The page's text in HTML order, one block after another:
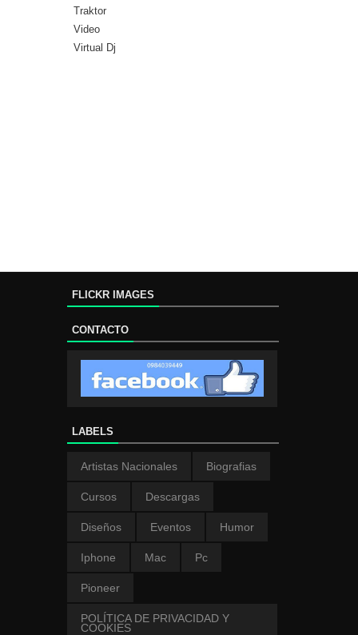
Traktor
Video
Virtual Dj
FLICKR IMAGES
CONTACTO
LABELS
Artistas Nacionales Biografias
Cursos Descargas
Diseños Eventos Humor
Iphone Mac Pc
Pioneer
POLÍTICA DE PRIVACIDAD Y
COOKIES